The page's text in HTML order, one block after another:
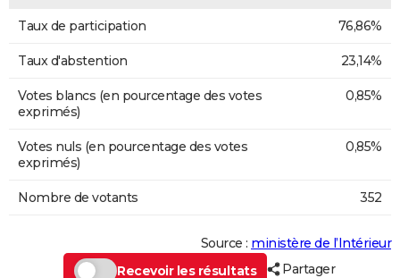
Taux de participation 76,86%
Taux d'abstention 23,14%
Votes blancs (en pourcentage des votes
exprimés)
0,85%
Votes nuls (en pourcentage des votes
exprimés)
0,85%
Nombre de votants 352
Source : ministère de l’Intérieur
Recevoir les résultats
Partager